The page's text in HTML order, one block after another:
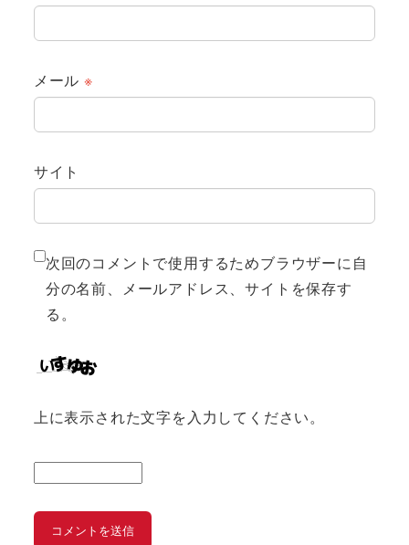
メール ※
サイト
次回のコメントで使用するためブラウザーに自
分の名前、メールアドレス、サイトを保存す
る。
上に表示された文字を入力してください。